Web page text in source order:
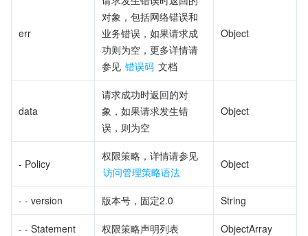
err
对象，包括网络错误和
业务错误，如果请求成
功则为空，更多详情请
参见 错误码 文档
Object
data
请求成功时返回的对
象，如果请求发生错
误，则为空
Object
- Policy
访问管理策略语法
Object
- - version 版本号，固定2.0 String
- - Statement 权限策略声明列表 ObjectArray